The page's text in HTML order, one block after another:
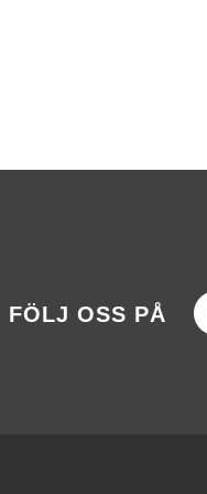
FÖLJ OSS PÅ